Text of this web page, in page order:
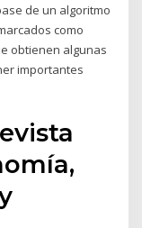
de un algoritmo
como
obtienen algunas
importantes